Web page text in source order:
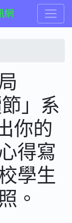
網
」系
你的
得寫
學生
。